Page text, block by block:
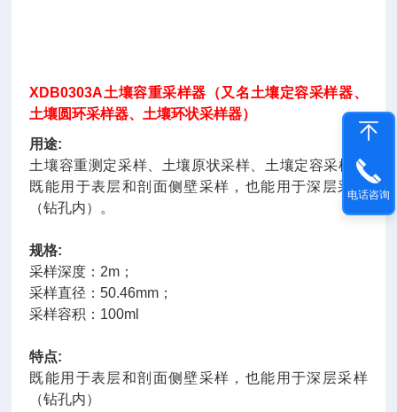
XDB0303A土壤容重采样器（又名土壤定容采样器、
土壤圆环采样器、土壤环状采样器）
用途:
土壤容重测定采样、土壤原状采样、土壤定容采样。
既能用于表层和剖面侧壁采样，也能用于深层采样
（钻孔内）。
规格:
采样深度：2m；
采样直径：50.46mm；
采样容积：100ml
特点:
既能用于表层和剖面侧壁采样，也能用于深层采样
（钻孔内）
电话咨询